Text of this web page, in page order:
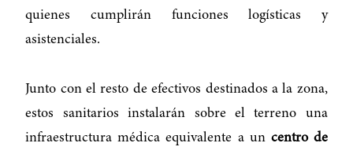
quienes cumplirán funciones logísticas y
asistenciales.
Junto con el resto de efectivos destinados a la zona,
estos sanitarios instalarán sobre el terreno una
infraestructura médica equivalente a un centro de